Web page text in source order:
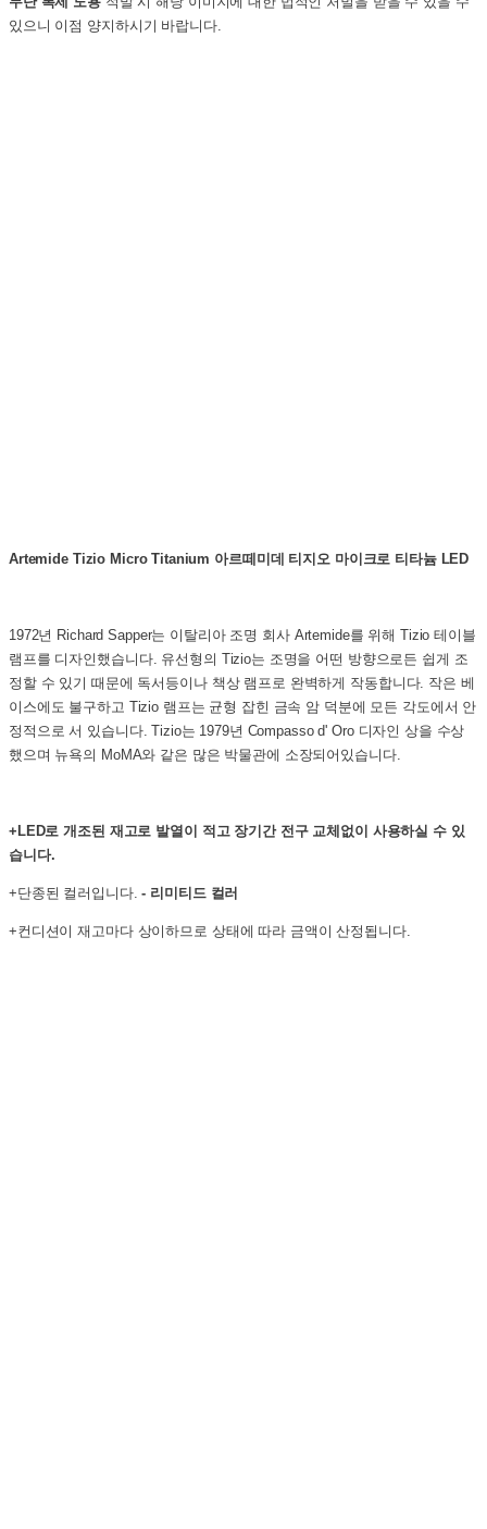
있으니 이점 양지하시기 바랍니다.
Artemide Tizio Micro Titanium 아르떼미데 티지오 마이크로 티타늄 LED
1972년 Richard Sapper는 이탈리아 조명 회사 Artemide를 위해 Tizio 테이블
램프를 디자인했습니다. 유선형의 Tizio는 조명을 어떤 방향으로든 쉽게 조
정할 수 있기 때문에 독서등이나 책상 램프로 완벽하게 작동합니다. 작은 베
이스에도 불구하고 Tizio 램프는 균형 잡힌 금속 암 덕분에 모든 각도에서 안
정적으로 서 있습니다. Tizio는 1979년 Compasso d' Oro 디자인 상을 수상
했으며 뉴욕의 MoMA와 같은 많은 박물관에 소장되어있습니다.
+LED로 개조된 재고로 발열이 적고 장기간 전구 교체없이 사용하실 수 있
습니다.
+단종된 컬러입니다.- 리미티드 컬러
+컨디션이 재고마다 상이하므로 상태에 따라 금액이 산정됩니다.